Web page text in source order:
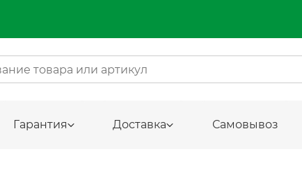
Гарантия Доставка Самовывоз